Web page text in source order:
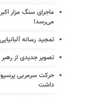
ماجرای سنگ مزار
می‌رسد!
تمجید رسانه
تصویر جدیدی از
حرکت سرمربی
داشت